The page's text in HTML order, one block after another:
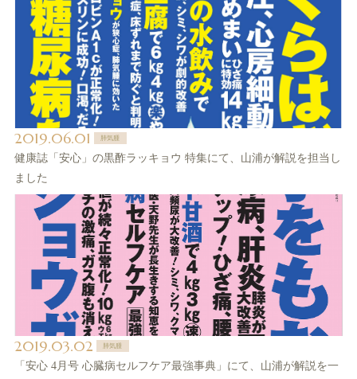
2019.06.01 肺気腫
健康誌「安心」の黒酢ラッキョウ 特集にて、山浦が解説を担当し
ました
2019.03.02 肺気腫
「安心 4月号 心臓病セルフケア最強事典」にて、山浦が解説を一